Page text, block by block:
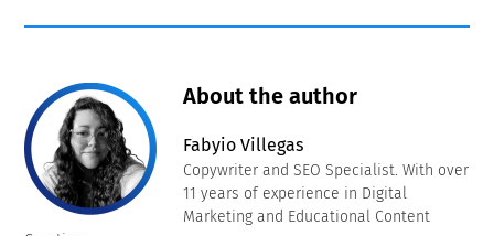
About the author
Fabyio Villegas
Copywriter and SEO Specialist. With over
11 years of experience in Digital
Marketing and Educational Content